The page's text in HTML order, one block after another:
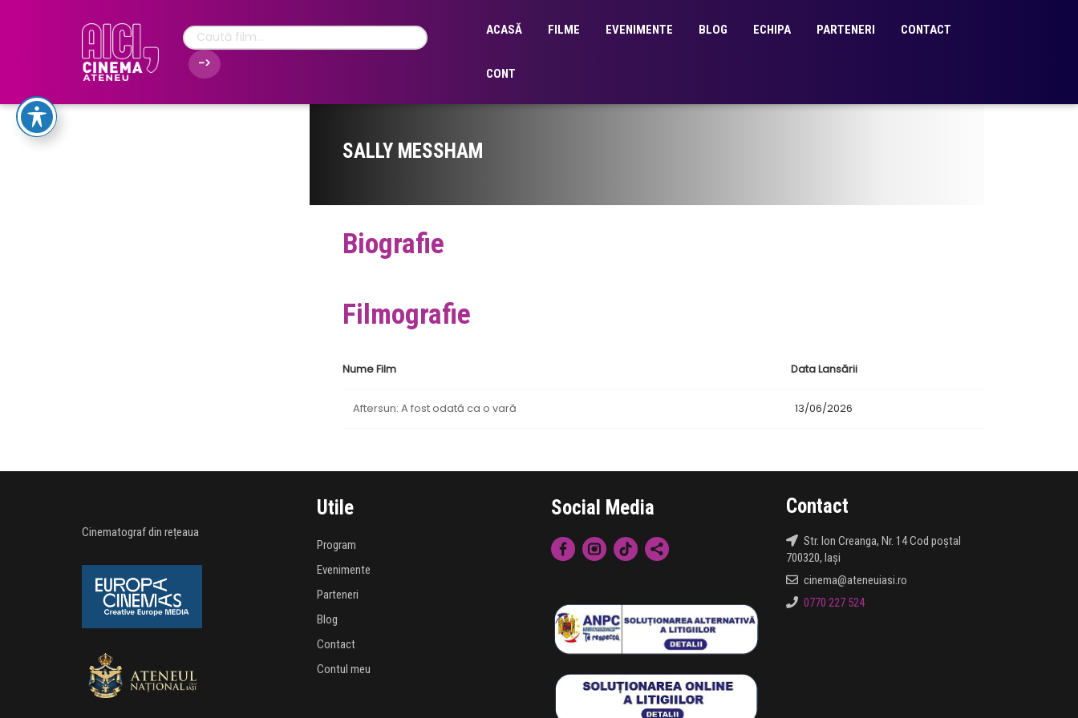
ACASĂ FILME EVENIMENTE BLOG ECHIPA PARTENERI CONTACT
CONT
SALLY MESSHAM
Biografie
Filmografie
Nume Film Data Lansării
Aftersun: A fost odată ca o vară 13/06/2026
Cinematograf din rețeaua
Utile
Program
Evenimente
Parteneri
Blog
Contact
Contul meu
Social Media Contact
Str. Ion Creanga, Nr. 14 Cod poștal
700320, Iași
cinema@ateneuiasi.ro
0770 227 524